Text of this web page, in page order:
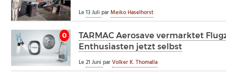
Le13 Juli parMeiko Haselhorst
0
TARMAC Aerosave vermarktet
Enthusiasten jetzt selbst
Le21 Juni parVolker K. Thomalla